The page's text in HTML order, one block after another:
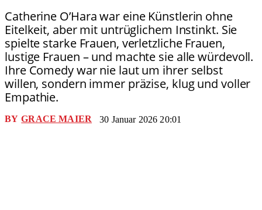
Catherine O’Hara war eine Künstlerin ohne
Eitelkeit, aber mit untrüglichem Instinkt. Sie
spielte starke Frauen, verletzliche Frauen,
lustige Frauen – und machte sie alle würdevoll.
Ihre Comedy war nie laut um ihrer selbst
willen, sondern immer präzise, klug und voller
Empathie.
BY GRACE MAIER 30 Januar 2026 20:01